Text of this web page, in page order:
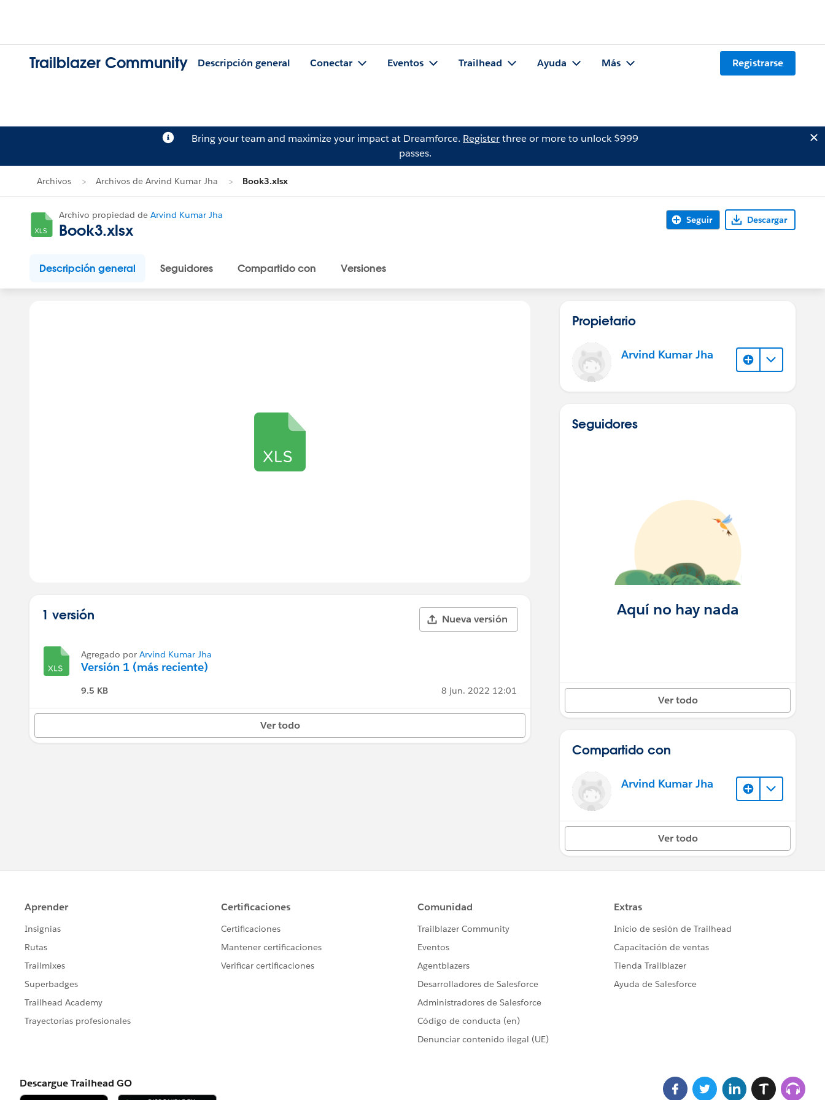
Trailblazer Community Descripción general Conectar Eventos Trailhead Ayuda Más Registrarse
Bring your team and maximize your impact at Dreamforce. Registerthree or more to unlock $999
passes.
Archivos Archivos de Arvind Kumar Jha Book3.xlsx
Archivo propiedad de Arvind Kumar Jha
Book3.xlsx
Seguir Descargar
Descripción general Seguidores Compartido con Versiones
1 versión Nueva versión
Agregado por Arvind Kumar Jha
Versión 1 (más reciente)
9.5 KB 8 jun. 2022 12:01
Ver todo
Propietario
Arvind Kumar Jha
Seguidores
Aquí no hay nada
Ver todo
Compartido con
Arvind Kumar Jha
Ver todo